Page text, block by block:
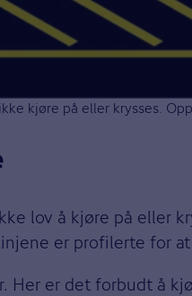
kjøre på eller krysses.
lov å kjøre på eller
er profilerte for
Her er det forbudt å